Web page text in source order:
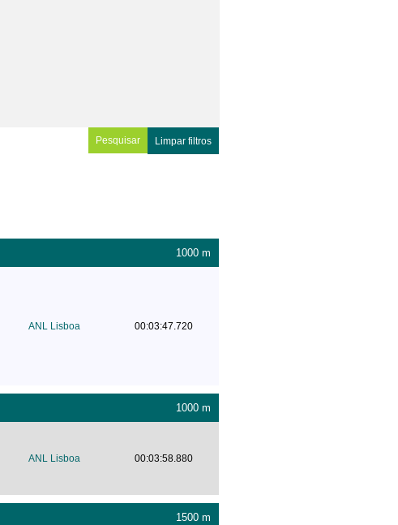
Limpar filtros
1000 m
ANL Lisboa 00:03:47.720
1000 m
ANL Lisboa 00:03:58.880
1500 m